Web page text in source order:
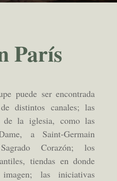
París
puede ser encontrada
distintos canales; las
de la iglesia, como las
a Saint-Germain
Corazón; los
tiendas en donde
las iniciativas